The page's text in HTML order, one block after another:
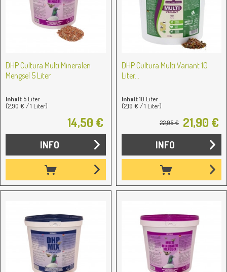
DHP Cultura Multi Mineralen
Mengsel 5 Liter
Inhalt 5 Liter
(2,90 € / 1 Liter)
14,50 €
INFO
DHP Cultura Multi Variant 10
Liter...
Inhalt10 Liter
(2,19 € / 1 Liter)
22,95 € 21,90 €
INFO